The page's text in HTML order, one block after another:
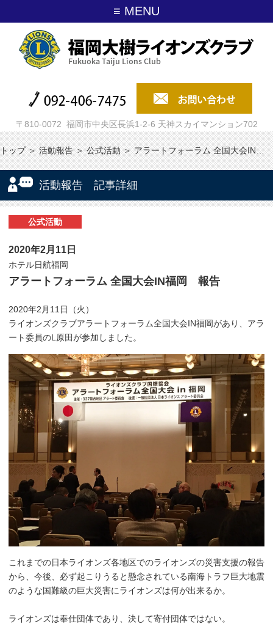
≡ MENU
〒810-0072 福岡市中央区長浜1-2-6 天神スカイマンション702
トップ＞ 活動報告＞ 公式活動＞ アラートフォーラム 全国大会IN…
活動報告 記事詳細
公式活動
2020年2月11日
ホテル日航福岡
アラートフォーラム 全国大会IN福岡 報告
2020年2月11日（火）
ライオンズクラブアラートフォーラム全国大会IN福岡があり、アラ
ート委員のL原田が参加しました。
これまでの日本ライオンズ各地区でのライオンズの災害支援の報告
から、今後、必ず起こりうると懸念されている南海トラフ巨大地震
のような国難級の巨大災害にライオンズは何が出来るか。
ライオンズは奉仕団体であり、決して寄付団体ではない。